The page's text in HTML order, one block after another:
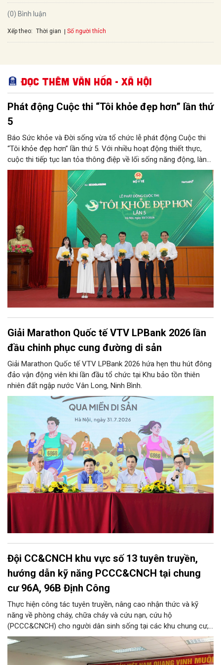
(0) Bình luận
Xếp theo: Thời gian Số người thích
Đọc thêm Văn hóa - Xã hội
Phát động Cuộc thi “Tôi khỏe đẹp hơn” lần thứ
5
Báo Sức khỏe và Đời sống vừa tổ chức lễ phát động Cuộc thi
“Tôi khỏe đẹp hơn” lần thứ 5. Với nhiều hoạt động thiết thực,
cuộc thi tiếp tục lan tỏa thông điệp về lối sống năng động, lành
mạnh và khuyến khích người dân chủ động chăm sóc sức khỏe.
Giải Marathon Quốc tế VTV LPBank 2026 lần
đầu chinh phục cung đường di sản
Giải Marathon Quốc tế VTV LPBank 2026 hứa hẹn thu hút đông
đảo vận động viên khi lần đầu tổ chức tại Khu bảo tồn thiên
nhiên đất ngập nước Vân Long, Ninh Bình.
Đội CC&CNCH khu vực số 13 tuyên truyền,
hướng dẫn kỹ năng PCCC&CNCH tại chung
cư 96A, 96B Định Công
Thực hiện công tác tuyên truyền, nâng cao nhận thức và kỹ
năng về phòng cháy, chữa cháy và cứu nạn, cứu hộ
(PCCC&CNCH) cho người dân sinh sống tại các khu chung cư,
ngày 31/7/2026, Đội Cảnh sát chữa cháy và cứu nạn, cứu hộ
khu vực số 13 - Phòng Cảnh sát PCCC&CNCH, Công an thành
phố Hà Nội đã phối hợp với Ban quản lý hai tòa nhà chung cư